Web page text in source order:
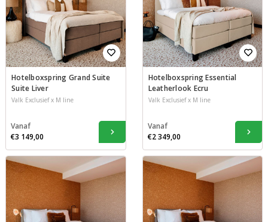
Hotelboxspring Grand Suite
Suite Liver
Valk Exclusief x M line
Vanaf
€3 149,00
Hotelboxspring Essential
Leatherlook Ecru
Valk Exclusief x M line
Vanaf
€2 349,00